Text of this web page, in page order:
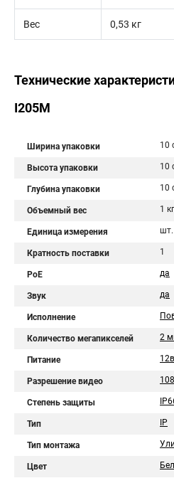
Вес 0,53 кг
Технические
I205M
Ширина упаковки 10
Высота упаковки 10
Глубина упаковки 10
Объемный вес 1 кг
Единица измерения шт.
Кратность поставки 1
PoE да
Звук да
Исполнение
Количество мегапикселей 2
Питание 12в
Разрешение видео
Степень защиты
Тип IP
Тип монтажа
Цвет